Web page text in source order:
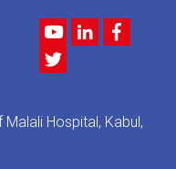
YoutubeLinkedIn
Twitter
Malali Hospital, Kabul,